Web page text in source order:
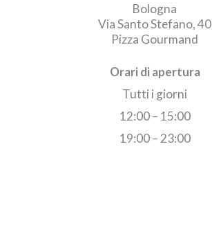
Bologna
Via Santo Stefano, 40
Pizza Gourmand
Orari di apertura
Tutti i giorni
12:00 – 15:00
19:00 – 23:00